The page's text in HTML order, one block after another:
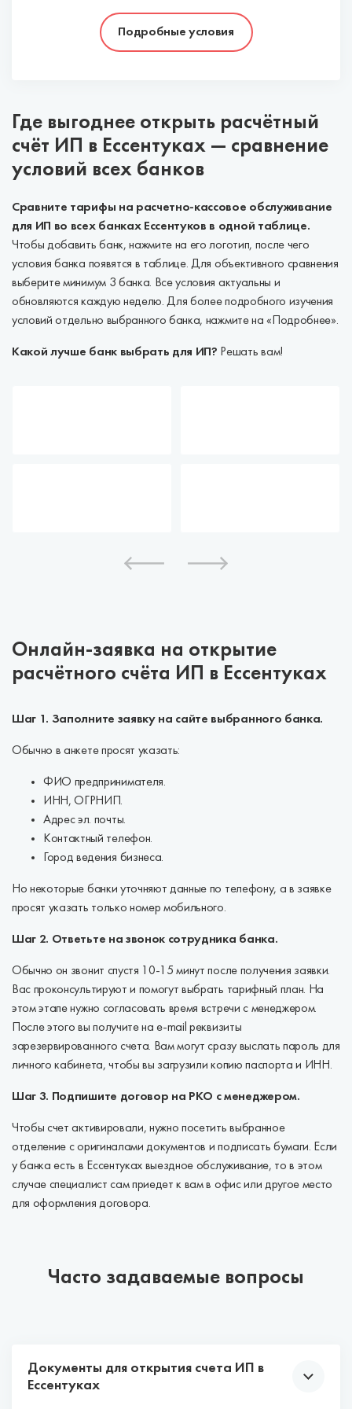
Подробные условия
Где выгоднее открыть расчётный
счёт ИП в Ессентуках — сравнение
условий всех банков
Сравните тарифы на расчетно-кассовое обслуживание
для ИП во всех банках Ессентуков в одной таблице.
Чтобы добавить банк, нажмите на его логотип, после чего
условия банка появятся в таблице. Для объективного сравнения
выберите минимум 3 банка. Все условия актуальны и
обновляются каждую неделю. Для более подробного изучения
условий отдельно выбранного банка, нажмите на «Подробнее».
Какой лучше банк выбрать для ИП? Решать вам!
Онлайн-заявка на открытие
расчётного счёта ИП в Ессентуках
Шаг 1. Заполните заявку на сайте выбранного банка.
Обычно в анкете просят указать:
ФИО предпринимателя.
ИНН, ОГРНИП.
Адрес эл. почты.
Контактный телефон.
Город ведения бизнеса.
Но некоторые банки уточняют данные по телефону, а в заявке
просят указать только номер мобильного.
Шаг 2. Ответьте на звонок сотрудника банка.
Обычно он звонит спустя 10-15 минут после получения заявки.
Вас проконсультируют и помогут выбрать тарифный план. На
этом этапе нужно согласовать время встречи с менеджером.
После этого вы получите на e-mail реквизиты
зарезервированного счета. Вам могут сразу выслать пароль для
личного кабинета, чтобы вы загрузили копию паспорта и ИНН.
Шаг 3. Подпишите договор на РКО с менеджером.
Чтобы счет активировали, нужно посетить выбранное
отделение с оригиналами документов и подписать бумаги. Если
у банка есть в Ессентуках выездное обслуживание, то в этом
случае специалист сам приедет к вам в офис или другое место
для оформления договора.
Часто задаваемые вопросы
Документы для открытия счета ИП в
Ессентуках